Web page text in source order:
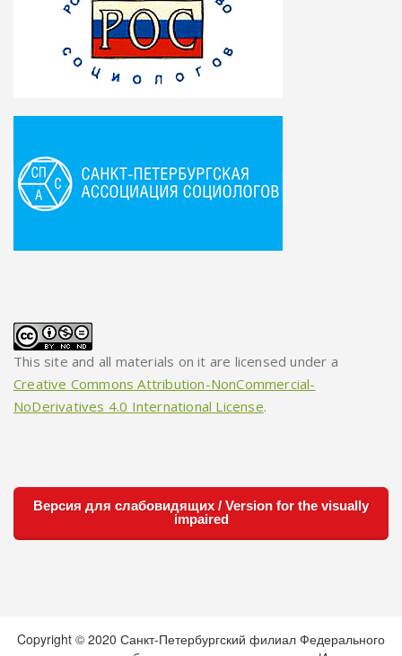
This site and all materials on it are licensed under a
Creative Commons Attribution-NonCommercial-
NoDerivatives 4.0 International License.
Версия для слабовидящих / Version for the visually
impaired
Copyright © 2020 Санкт-Петербургский филиал Федерального